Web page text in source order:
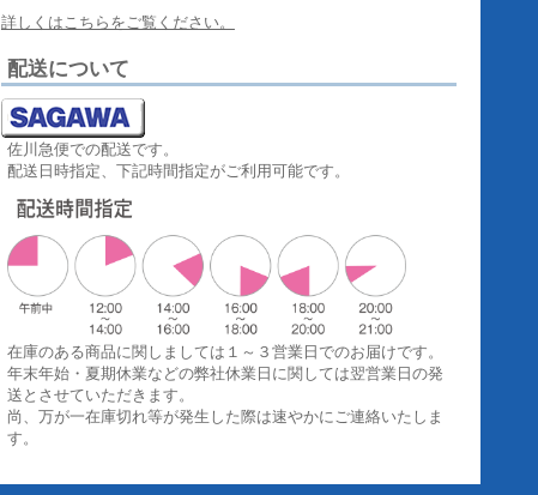
詳しくはこちらをご覧ください。
配送について
佐川急便での配送です。
配送日時指定、下記時間指定がご利用可能です。
在庫のある商品に関しましては１～３営業日でのお届けです。
年末年始・夏期休業などの弊社休業日に関しては翌営業日の発
送とさせていただきます。
尚、万が一在庫切れ等が発生した際は速やかにご連絡いたしま
す。